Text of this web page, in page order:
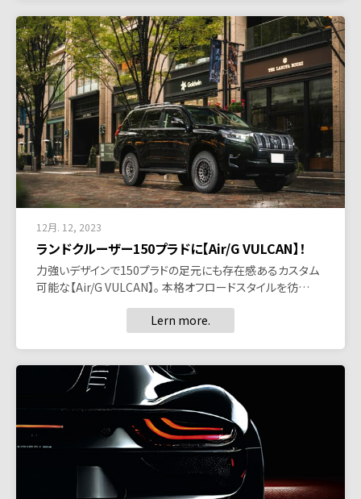
12月. 12, 2023
ランドクルーザー150プラドに【Air/G VULCAN】！
力強いデザインで150プラドの足元にも存在感あるカスタム
可能な【Air/G VULCAN】。 本格オフロードスタイルを彷…
Lern more.